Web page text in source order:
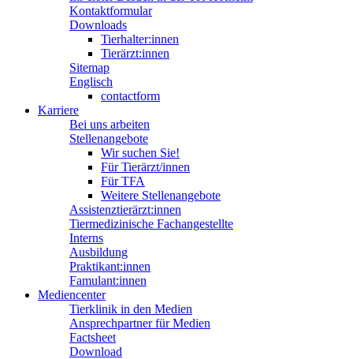
Kontaktformular
Downloads
Tierhalter:innen
Tierärzt:innen
Sitemap
Englisch
contactform
Karriere
Bei uns arbeiten
Stellenangebote
Wir suchen Sie!
Für Tierärzt/innen
Für TFA
Weitere Stellenangebote
Assistenztierärzt:innen
Tiermedizinische Fachangestellte
Interns
Ausbildung
Praktikant:innen
Famulant:innen
Mediencenter
Tierklinik in den Medien
Ansprechpartner für Medien
Factsheet
Download